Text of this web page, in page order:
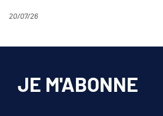
20/07/26
JE M'ABONNE